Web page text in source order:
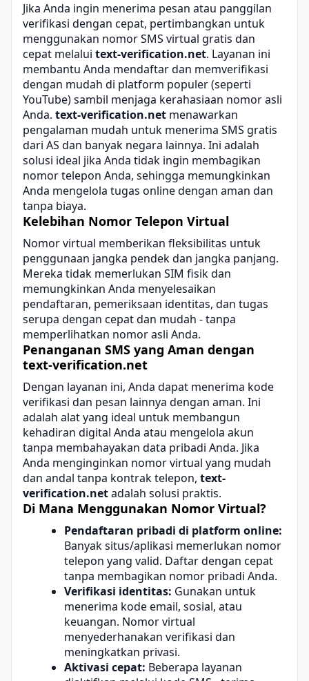
Jika Anda ingin menerima pesan atau panggilan
verifikasi dengan cepat, pertimbangkan untuk
menggunakan nomor SMS virtual gratis dan
cepat melalui text-verification.net. Layanan ini
membantu Anda mendaftar dan memverifikasi
dengan mudah di platform populer (seperti
YouTube) sambil menjaga kerahasiaan nomor asli
Anda. text-verification.net menawarkan
pengalaman mudah untuk menerima SMS gratis
dari AS dan banyak negara lainnya. Ini adalah
solusi ideal jika Anda tidak ingin membagikan
nomor telepon Anda, sehingga memungkinkan
Anda mengelola tugas online dengan aman dan
tanpa biaya.
Kelebihan Nomor Telepon Virtual
Nomor virtual memberikan fleksibilitas untuk
penggunaan jangka pendek dan jangka panjang.
Mereka tidak memerlukan SIM fisik dan
memungkinkan Anda menyelesaikan
pendaftaran, pemeriksaan identitas, dan tugas
serupa dengan cepat dan mudah - tanpa
memperlihatkan nomor asli Anda.
Penanganan SMS yang Aman dengan
text-verification.net
Dengan layanan ini, Anda dapat menerima kode
verifikasi dan pesan lainnya dengan aman. Ini
adalah alat yang ideal untuk membangun
kehadiran digital Anda atau mengelola akun
tanpa membahayakan data pribadi Anda. Jika
Anda menginginkan nomor virtual yang mudah
dan andal tanpa kontrak telepon, text-
verification.netadalah solusi praktis.
Di Mana Menggunakan Nomor Virtual?
Pendaftaran pribadi di platform online:
Banyak situs/aplikasi memerlukan nomor
telepon yang valid. Daftar dengan cepat
tanpa membagikan nomor pribadi Anda.
Verifikasi identitas: Gunakan untuk
menerima kode email, sosial, atau
keuangan. Nomor virtual
menyederhanakan verifikasi dan
meningkatkan privasi.
Aktivasi cepat: Beberapa layanan